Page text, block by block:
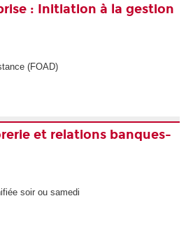
: Initiation à la gestion
(FOAD)
et relations banques-
soir ou samedi